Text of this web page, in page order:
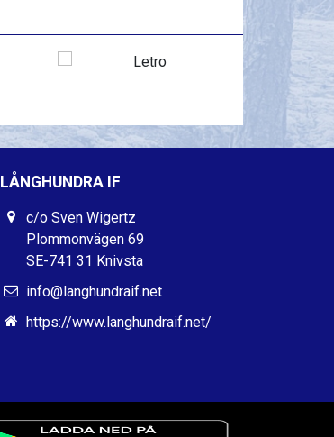
LÅNGHUNDRA IF
c/o Sven Wigertz
Plommonvägen 69
SE-741 31 Knivsta
info@langhundraif.net
https://www.langhundraif.net/